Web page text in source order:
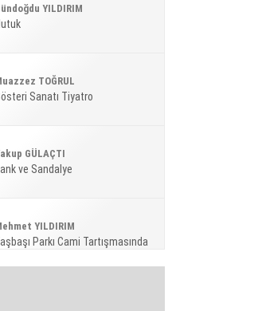
Ekonomi
YILDIRIM
TOĞRUL
Sanatı Tiyatro
GÜLAÇTI
ve Sandalye
YILDIRIM
Parkı Cami Tartışmasında